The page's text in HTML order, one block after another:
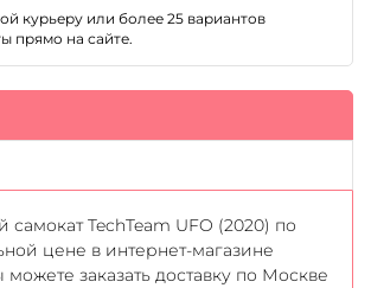
курьеру или более 25 вариантов
прямо на сайте.
самокат TechTeam UFO (2020) по
цене в интернет-магазине
заказать доставку по Москве